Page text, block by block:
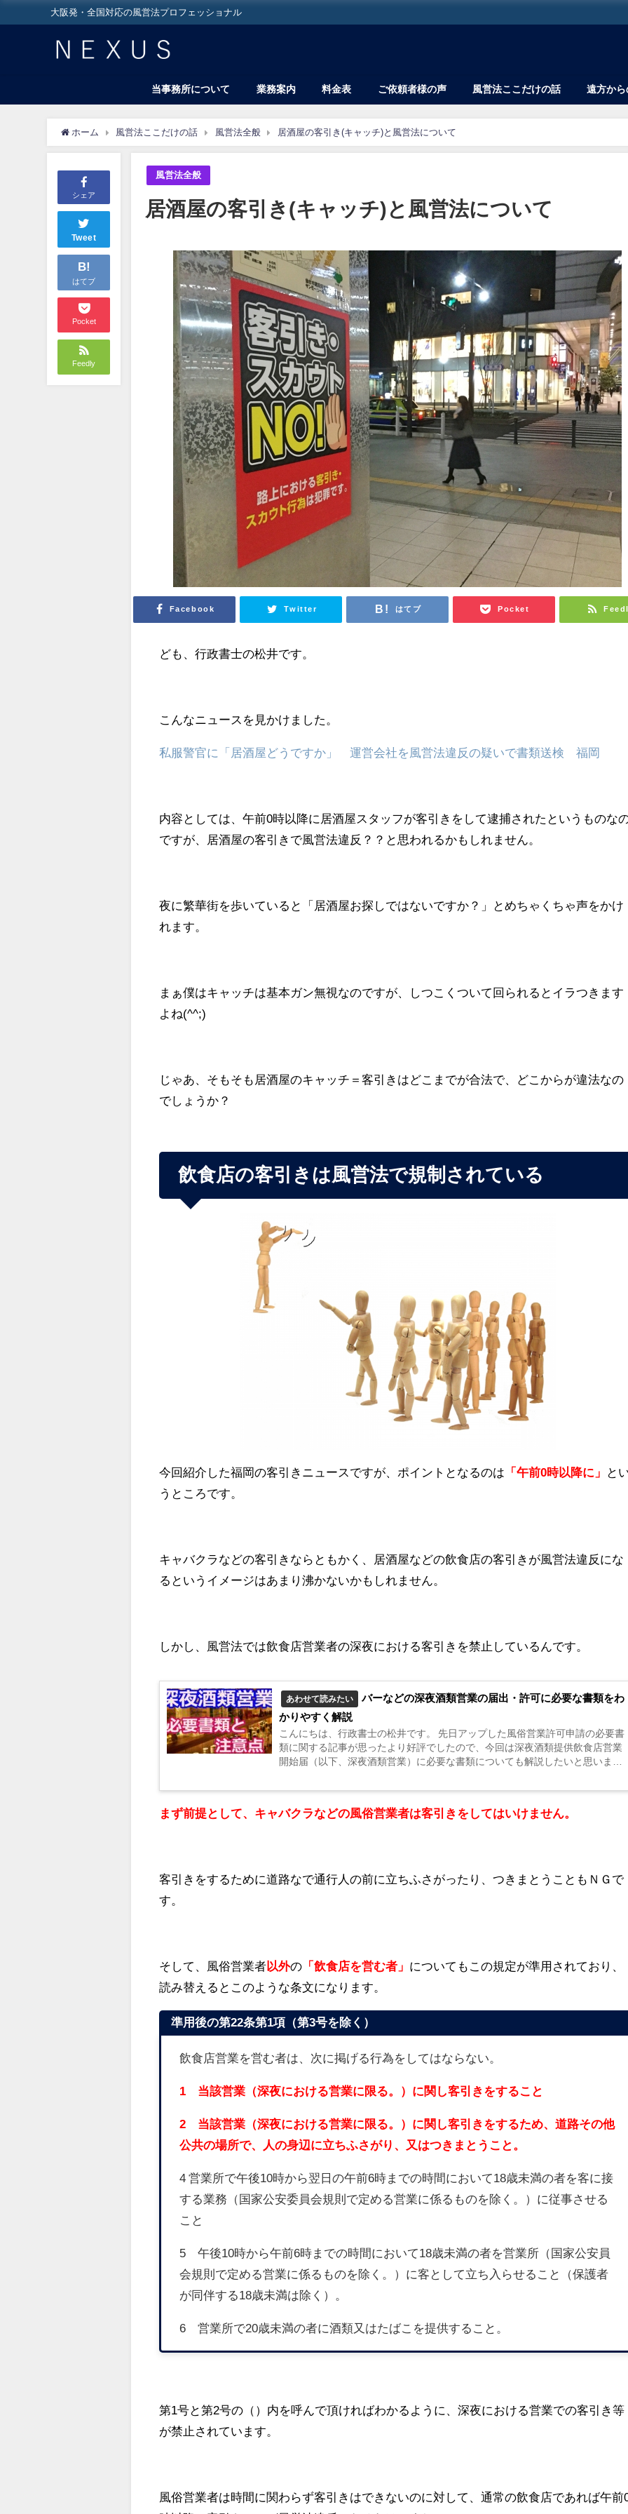
大阪発・全国対応の風営法プロフェッショナル
当事務所について 業務案内 料金表 ご依頼者様の声 風営法ここだけの話 遠方か
ホーム 風営法ここだけの話 風営法全般 居酒屋の客引き(キャッチ)と風営法について
シェア
Tweet
B!
はてブ
Pocket
Feedly
風営法全般
居酒屋の客引き(キャッチ)と風営法について
Facebook Twitter はてブ Pocket
ども、行政書士の松井です。
こんなニュースを見かけました。
私服警官に「居酒屋どうですか」 運営会社を風営法違反の疑いで書類送検 福岡
内容としては、午前0時以降に居酒屋スタッフが客引きをして逮捕されたというものな
ですが、居酒屋の客引きで風営法違反？？と思われるかもしれません。
夜に繁華街を歩いていると「居酒屋お探しではないですか？」とめちゃくちゃ声をかけ
れます。
まぁ僕はキャッチは基本ガン無視なのですが、しつこくついて回られるとイラつきます
よね(^^;)
じゃあ、そもそも居酒屋のキャッチ＝客引きはどこまでが合法で、どこからが違法なの
でしょうか？
飲食店の客引きは風営法で規制されている
今回紹介した福岡の客引きニュースですが、ポイントとなるのは 「午前0時以降に」
と
うところです。
キャバクラなどの客引きならともかく、居酒屋などの飲食店の客引きが風営法違反にな
るというイメージはあまり沸かないかもしれません。
しかし、風営法では飲食店営業者の深夜における客引きを禁止しているんです。
あわせて読みたい
バーなどの深夜酒類営業の届出・許可に必要な書類をわ
かりやすく解説
こんにちは、行政書士の松井です。 先日アップした風俗営業許可申請の必要書
類に関する記事が思ったより好評でしたので、今回は深夜酒類提供飲食店営業
開始届（以下、深夜酒類営業）に必要な書類についても解説したいと思いま
ら、分かりやすく書...
まず前提として、キャバクラなどの風俗営業者は客引きをしてはいけません。
客引きをするために道路なで通行人の前に立ちふさがったり、つきまとうこともＮＧで
す。
そして、風俗営業者以外の 「飲食店を営む者」 についてもこの規定が準用されており、
読み替えるとこのような条文になります。
準用後の第22条第1項（第3号を除く）
飲食店営業を営む者は、次に掲げる行為をしてはならない。
1 当該営業（深夜における営業に限る。）に関し客引きをすること
2 当該営業（深夜における営業に限る。）に関し客引きをするため、道路その他
公共の場所で、人の身辺に立ちふさがり、又はつきまとうこと。
4 営業所で午後10時から翌日の午前6時までの時間において18歳未満の者を客に接
する業務（国家公安委員会規則で定める営業に係るものを除く。）に従事させる
こと
5 午後10時から午前6時までの時間において18歳未満の者を営業所（国家公安員
会規則で定める営業に係るものを除く。）に客として立ち入らせること（保護者
が同伴する18歳未満は除く）。
6 営業所で20歳未満の者に酒類又はたばこを提供すること。
第1号と第2号の（）内を呼んで頂ければわかるように、深夜における営業での客引き等
が禁止されています。
風俗営業者は時間に関わらず客引きはできないのに対して、通常の飲食店であれば午前